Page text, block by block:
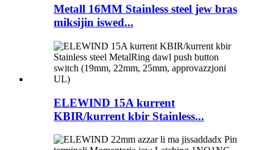
Metall 16MM Stainless steel jew bras
miksijin iswed...
ELEWIND 15A kurrent
KBIR/kurrent kbir Stainless...